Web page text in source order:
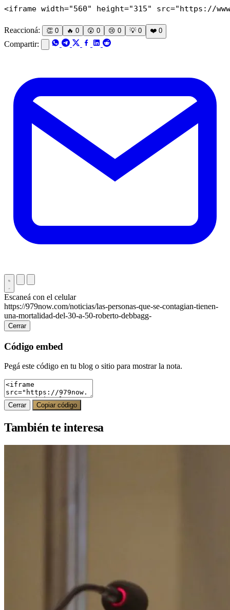
<iframe width="560" height="315" src="https://
Reaccioná: 👏 0 🔥 0 😲 0 😢 0 💡 0 ❤️ 0
Compartir:
Escaneá con el celular
https://979now.com/noticias/las-personas-que-se-contagian-tienen-
una-mortalidad-del-30-a-50-roberto-debbagg-
Cerrar
Código embed
Pegá este código en tu blog o sitio para mostrar la nota.
Cerrar Copiar código
También te interesa